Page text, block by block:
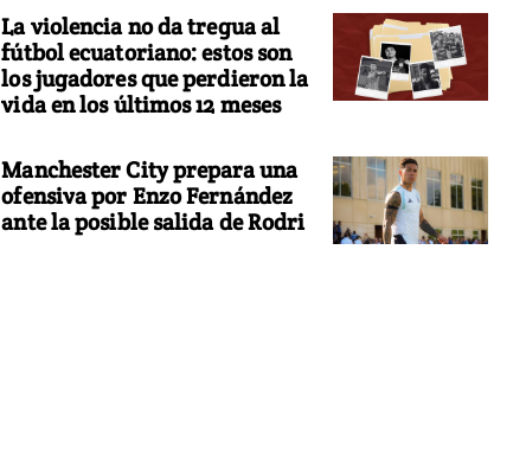
La violencia no da tregua al
fútbol ecuatoriano: estos son
los jugadores que perdieron la
vida en los últimos 12 meses
Manchester City prepara una
ofensiva por Enzo Fernández
ante la posible salida de Rodri